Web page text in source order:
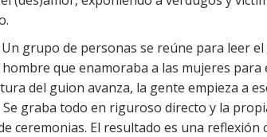
Un grupo de personas se reúne para leer
que enamoraba a las mujeres para
del guion avanza, la gente empieza a
graba todo en riguroso directo y la
ceremonias. El resultado es una reflexión